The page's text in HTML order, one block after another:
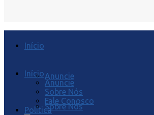
Início
Anuncie
Sobre Nós
Início
Anuncie
Sobre Nós
Fale Conosco
Política